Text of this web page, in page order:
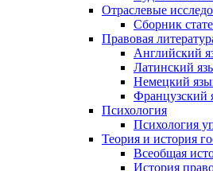
Отраслевые
Сборник
Правовая
Английский
Латинский
Немецкий
Французский
Психология
Психология
Теория и история
Всеобщая
История